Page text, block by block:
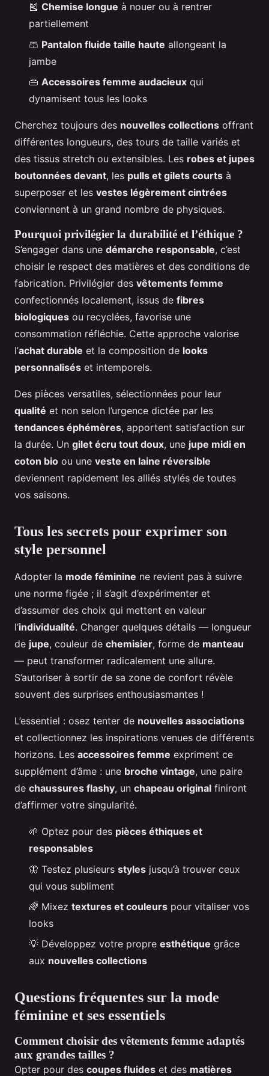
🎽 Chemise longue à nouer ou à rentrer
partiellement
🩳 Pantalon fluide taille haute allongeant la
jambe
👜 Accessoires femme audacieux qui
dynamisent tous les looks
Cherchez toujours des nouvelles collections offrant
différentes longueurs, des tours de taille variés et
des tissus stretch ou extensibles. Les robes et jupes
boutonnées devant, les pulls et gilets courts à
superposer et les vestes légèrement cintrées
conviennent à un grand nombre de physiques.
Pourquoi privilégier la durabilité et l’éthique ?
S’engager dans une démarche responsable, c’est
choisir le respect des matières et des conditions de
fabrication. Privilégier des vêtements femme
confectionnés localement, issus de fibres
biologiques ou recyclées, favorise une
consommation réfléchie. Cette approche valorise
l’achat durable et la composition de looks
personnalisés et intemporels.
Des pièces versatiles, sélectionnées pour leur
qualité et non selon l’urgence dictée par les
tendances éphémères, apportent satisfaction sur
la durée. Un gilet écru tout doux, une jupe midi en
coton bio ou une veste en laine réversible
deviennent rapidement les alliés stylés de toutes
vos saisons.
Tous les secrets pour exprimer son
style personnel
Adopter la mode féminine ne revient pas à suivre
une norme figée ; il s’agit d’expérimenter et
d’assumer des choix qui mettent en valeur
l’individualité. Changer quelques détails — longueur
de jupe, couleur de chemisier, forme de manteau
— peut transformer radicalement une allure.
S’autoriser à sortir de sa zone de confort révèle
souvent des surprises enthousiasmantes !
L’essentiel : osez tenter de nouvelles associations
et collectionnez les inspirations venues de différents
horizons. Les accessoires femme expriment ce
supplément d’âme : une broche vintage, une paire
de chaussures flashy, un chapeau original finiront
d’affirmer votre singularité.
🌱 Optez pour des pièces éthiques et
responsables
🦋 Testez plusieurs styles jusqu’à trouver ceux
qui vous subliment
🌈 Mixez textures et couleurs pour vitaliser vos
looks
💡 Développez votre propre esthétique grâce
aux nouvelles collections
Questions fréquentes sur la mode
féminine et ses essentiels
Comment choisir des vêtements femme adaptés
aux grandes tailles ?
Opter pour des coupes fluides et des matières